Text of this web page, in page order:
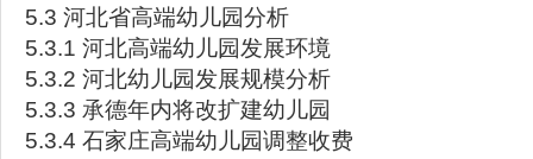
5.3 河北省高端幼儿园分析
5.3.1 河北高端幼儿园发展环境
5.3.2 河北幼儿园发展规模分析
5.3.3 承德年内将改扩建幼儿园
5.3.4 石家庄高端幼儿园调整收费